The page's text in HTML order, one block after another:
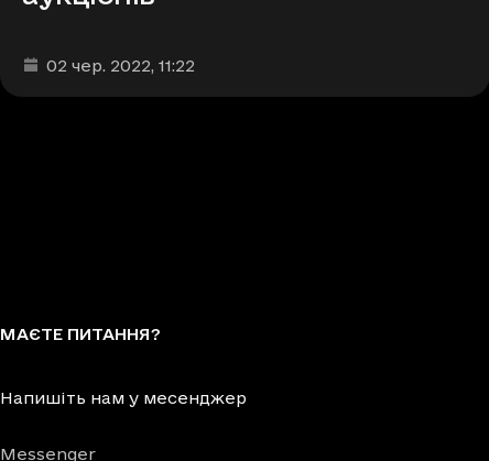
Дата та час публікації
02 чер. 2022, 11:22
МАЄТЕ ПИТАННЯ?
Напишіть нам у месенджер
Messenger